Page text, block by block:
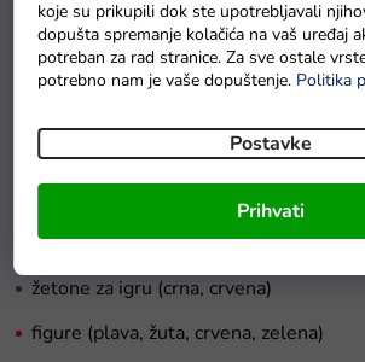
koje su prikupili dok ste upotrebljavali
dopušta spremanje kolačića na vaš uređaj
potreban za rad stranice. Za sve ostale
potrebno nam je vaše dopuštenje. Politika
Postavke
Prihvati
Ovisno o igri koja se igra, koristi se
dvostranu magnetsku ploču s
šahovske figure
žetone za igru (crna, crvena)
figure (plava, žuta, crvena, zelena)